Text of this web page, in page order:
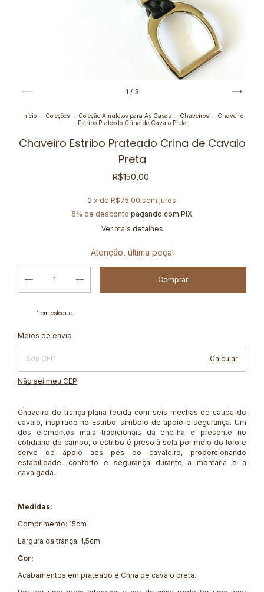
1 / 3
Início Coleções Coleção Amuletos para As Casas Chaveiros
Chaveiro
Estribo Prateado Crina de Cavalo Preta
Chaveiro Estribo Prateado Crina de Cavalo
Preta
R$150,00
2 x de R$75,00 sem juros
5% de desconto pagando com PIX
Ver mais detalhes
Atenção, última peça!
1 em estoque
Entregas para o CEP:
Meios de envio
Calcular
Não sei meu CEP
Chaveiro de trança plana tecida com seis mechas de cauda de
cavalo, inspirado no Estribo, símbolo de apoio e segurança. Um
dos elementos mais tradicionais da encilha e presente no
cotidiano do campo, o estribo é preso à sela por meio do loro e
serve de apoio aos pés do cavaleiro, proporcionando
estabilidade, conforto e segurança durante a montaria e a
cavalgada.
Medidas:
Comprimento: 15cm
Largura da trança: 1,5cm
Cor:
Acabamentos em prateado e Crina de cavalo preta.